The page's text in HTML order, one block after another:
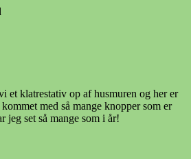
et klatrestativ op af husmuren og her er
med så mange knopper som er
jeg set så mange som i år!